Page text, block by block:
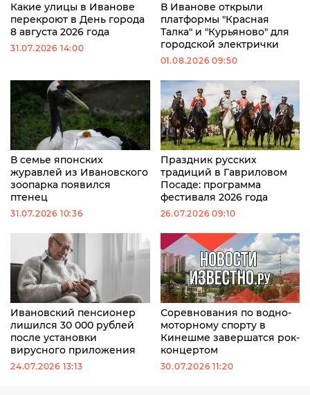
Какие улицы в Иванове
перекроют в День города
8 августа 2026 года
31.07.2026 14:00
В Иванове открыли
платформы "Красная
Талка" и "Курьяново" для
городской электрички
01.08.2026 09:50
В семье японских
журавлей из Ивановского
зоопарка появился
птенец
31.07.2026 10:36
Праздник русских
традиций в Гавриловом
Посаде: программа
фестиваля 2026 года
26.07.2026 09:10
Ивановский пенсионер
лишился 30 000 рублей
после установки
вирусного приложения
24.07.2026 13:13
Соревнования по водно-
моторному спорту в
Кинешме завершатся рок-
концертом
30.07.2026 11:20